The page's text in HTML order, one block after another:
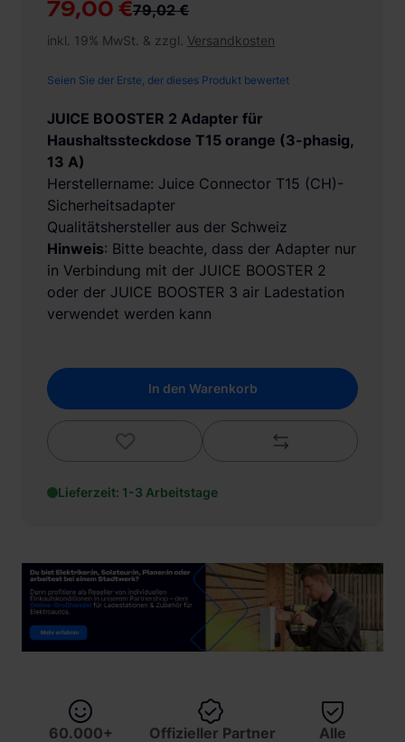
79,00 €79,02 €
inkl. 19% MwSt. & zzgl. Versandkosten
Seien Sie der Erste, der dieses Produkt bewertet
JUICE BOOSTER 2 Adapter für
Haushaltssteckdose T15 orange (3-phasig,
13 A)
Herstellername: Juice Connector T15 (CH)-
Sicherheitsadapter
Qualitätshersteller aus der Schweiz
Hinweis: Bitte beachte, dass der Adapter nur
in Verbindung mit der JUICE BOOSTER 2
oder der JUICE BOOSTER 3 air Ladestation
verwendet werden kann
In den Warenkorb
Lieferzeit: 1-3 Arbeitstage
60.000+
Offizieller Partner
Alle